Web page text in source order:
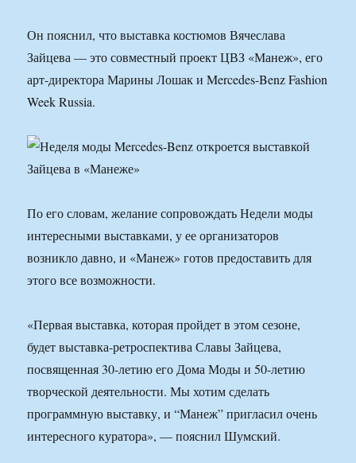
Он пояснил, что выставка костюмов Вячеслава
Зайцева — это совместный проект ЦВЗ «Манеж», его
арт-директора Марины Лошак и Mercedes-Benz Fashion
Week Russia.
По его словам, желание сопровождать Недели моды
интересными выставками, у ее организаторов
возникло давно, и «Манеж» готов предоставить для
этого все возможности.
«Первая выставка, которая пройдет в этом сезоне,
будет выставка-ретроспектива Славы Зайцева,
посвященная 30-летию его Дома Моды и 50-летию
творческой деятельности. Мы хотим сделать
программную выставку, и “Манеж” пригласил очень
интересного куратора», — пояснил Шумский.